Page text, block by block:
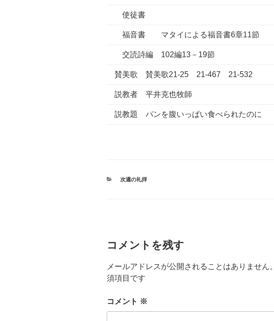
使徒書
福音書 マタイによる福音書6章11節
交読詩編 102編13－19節
賛美歌 賛美歌21-25 21-467 21-532
説教者 平井克也牧師
説教題 パンを腹いっぱい食べられたのに
カ
次週の礼拝
コメントを残す
メールアドレスが公開されることはありません。
須項目です
コメント ※